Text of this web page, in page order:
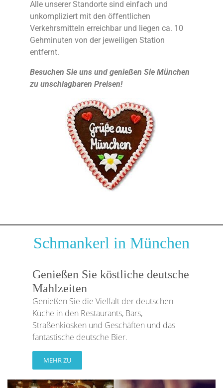
Alle unserer Standorte sind einfach und
unkompliziert mit den öffentlichen
Verkehrsmitteln erreichbar und liegen ca. 10
Gehminuten von der jeweiligen Station
entfernt.
Besuchen Sie uns und genießen Sie München
zu unschlagbaren Preisen!
Schmankerl in München
Genießen Sie köstliche deutsche
Mahlzeiten
Genießen Sie die Vielfalt der deutschen
Küche in den Restaurants, Bars,
Straßenkiosken und Geschäften und das
fantastische deutsche Bier.
MEHR ZU